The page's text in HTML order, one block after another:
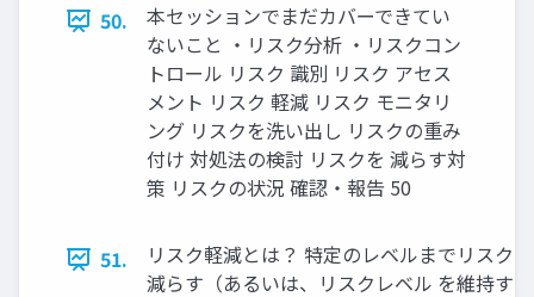
50.
本セッションでまだカバーできてい
ないこと ・リスク分析 ・リスクコン
トロール リスク 識別 リスク アセス
メント リスク 軽減 リスク モニタリ
ング リスクを洗い出し リスクの重み
付け 対処法の検討 リスクを 減らす対
策 リスクの状況 確認・報告 50
51.
リスク軽減とは？ 特定のレベルまでリスクを
減らす（あるいは、リスクレベル を維持す